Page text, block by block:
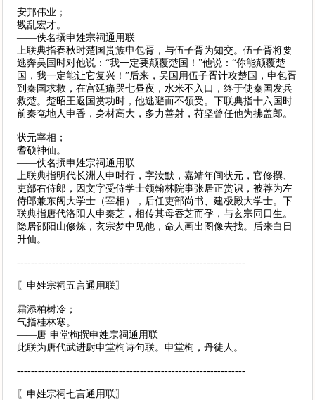
安邦伟业；
戡乱宏才。
——佚名撰申姓宗祠通用联
上联典指春秋时楚国贵族申包胥，与伍子胥为知交。伍子胥将要
逃奔吴国时对他说：“我一定要颠覆楚国！”他说：“你能颠覆楚
国，我一定能让它复兴！”后来，吴国用伍子胥计攻楚国，申包胥
到秦国求救，在宫廷痛哭七昼夜，水米不入口，终于使秦国发兵
救楚。楚昭王返国赏功时，他逃避而不领受。下联典指十六国时
前秦奄地人申香，身材高大，多力善射，苻坚曾任他为拂盖郎。
状元宰相；
耆硕神仙。
——佚名撰申姓宗祠通用联
上联典指明代长洲人申时行，字汝默，嘉靖年间状元，官修撰、
吏部右侍郎，因文字受侍学士领翰林院事张居正赏识，被荐为左
侍郎兼东阁大学士（宰相），后任吏部尚书、建极殿大学士。下
联典指唐代洛阳人申秦芝，相传其母吞芝而孕，与玄宗同日生。
隐居邵阳山修炼，玄宗梦中见他，命人画出图像去找。后来白日
升仙。
-----------------------------------------------------------------
〖申姓宗祠五言通用联〗
霜添柏树冷；
气指桂林寒。
——唐·申堂栒撰申姓宗祠通用联
此联为唐代武进尉申堂栒诗句联。申堂栒，丹徒人。
-----------------------------------------------------------------
〖申姓宗祠七言通用联〗